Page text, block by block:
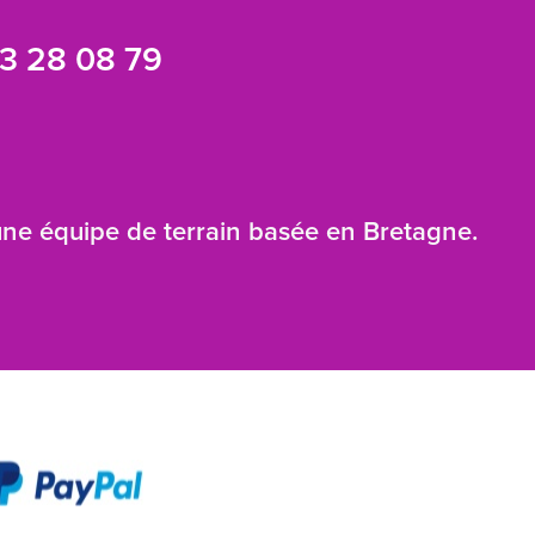
28 08 79
équipe de terrain basée en Bretagne.